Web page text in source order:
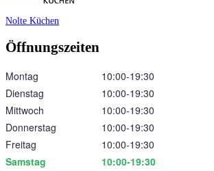
Nolte Küchen
Öffnungszeiten
Montag
10:00‑19:30
Dienstag
10:00‑19:30
Mittwoch
10:00‑19:30
Donnerstag
10:00‑19:30
Freitag
10:00‑19:30
Samstag
10:00‑19:30